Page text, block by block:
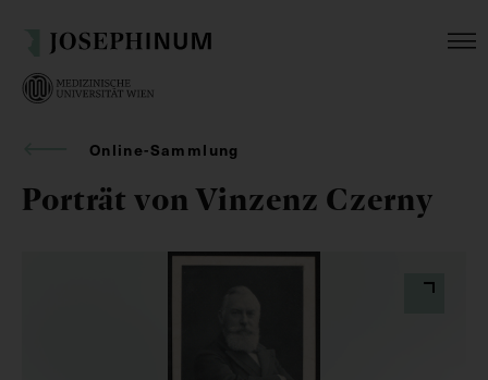
Online-Sammlung
Porträt von Vinzenz Czerny